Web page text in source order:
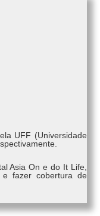
UFF (Universidade
Asia On e do It Life,
fazer cobertura de